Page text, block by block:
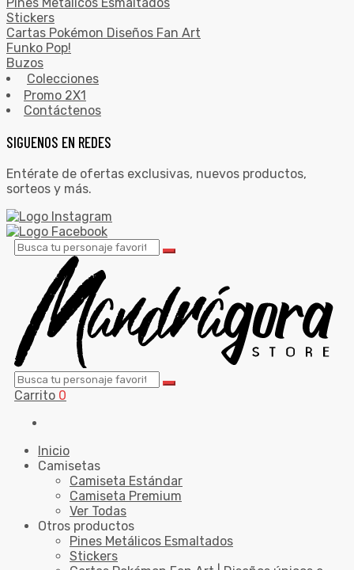
Pines Metálicos Esmaltados
Stickers
Cartas Pokémon Diseños Fan Art
Funko Pop!
Buzos
Colecciones
Promo 2X1
Contáctenos
SIGUENOS EN REDES
Entérate de ofertas exclusivas, nuevos productos,
sorteos y más.
Carrito 0
Inicio
Camisetas
Camiseta Estándar
Camiseta Premium
Ver Todas
Otros productos
Pines Metálicos Esmaltados
Stickers